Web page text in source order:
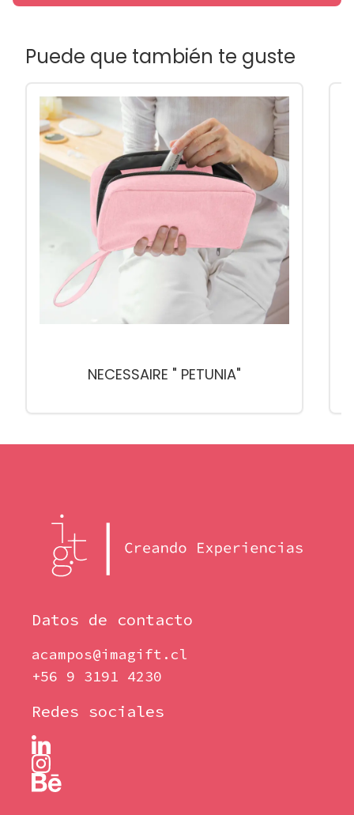
Puede que también te guste
NECESSAIRE " PETUNIA"
Datos de contacto
acampos@imagift.cl
+56 9 3191 4230
Redes sociales